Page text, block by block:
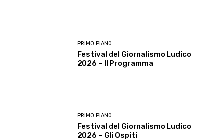
PRIMO PIANO
Festival del Giornalismo Ludico
2026 – Il Programma
PRIMO PIANO
Festival del Giornalismo Ludico
2026 – Gli Ospiti